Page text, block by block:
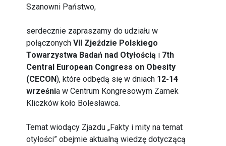
Szanowni Państwo,
serdecznie zapraszamy do udziału w
połączonychVII Zjeździe Polskiego
Towarzystwa Badań nad Otyłością i 7th
Central European Congress on Obesity
(CECON), które odbędą się w dniach 12-14
września w Centrum Kongresowym Zamek
Kliczków koło Bolesławca.
Temat wiodący Zjazdu „Fakty i mity na temat
otyłości” obejmie aktualną wiedzę dotyczącą